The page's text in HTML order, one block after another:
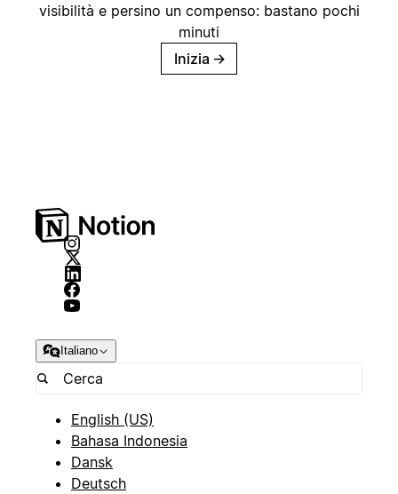
visibilità e persino un compenso: bastano pochi
minuti
Inizia →
Italiano
English (US)
Bahasa Indonesia
Dansk
Deutsch